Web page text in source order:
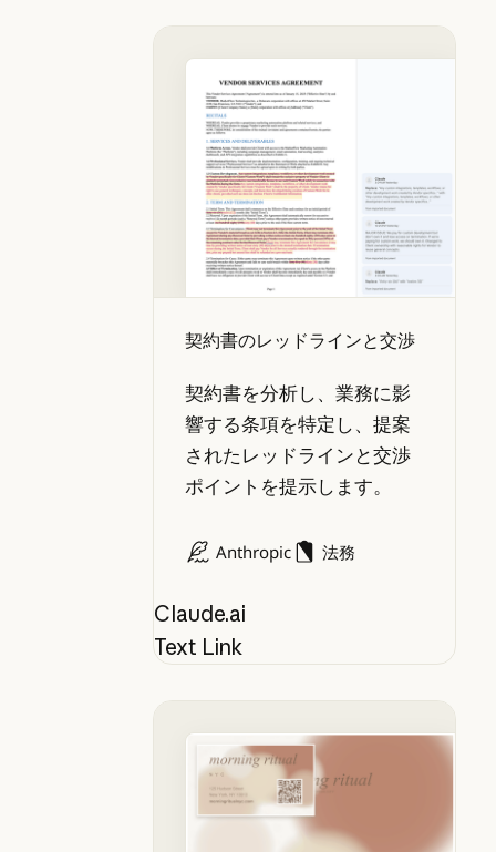
契約書のレッドラインと交渉
契約書を分析し、業務に影
響する条項を特定し、提案
されたレッドラインと交渉
ポイントを提示します。
Anthropic 法務
Claude.ai
契約書のレッドラインと交渉
Text Link
ブランドアセットを作成